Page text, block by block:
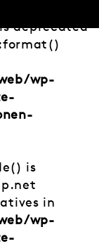
deprecated
wp-
is
in
wp-